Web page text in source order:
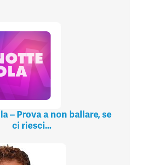
– Prova a non ballare, se
ci riesci…